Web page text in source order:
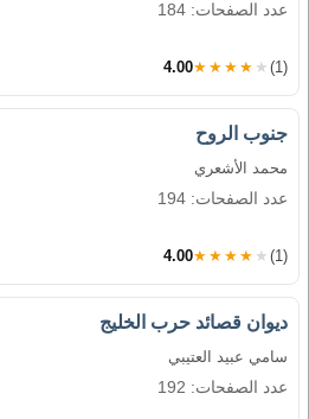
عدد الصفحات: 184
4.00★★★★★ (1)
جنوب الروح
محمد الأشعري
عدد الصفحات: 194
4.00★★★★★ (1)
ديوان قصائد حرب الخليج
سامي عبيد العتيبي
عدد الصفحات: 192